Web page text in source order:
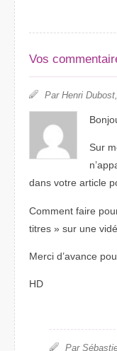
Vos
Par Henri
Sur
dans votre article
Comment faire
titres » sur une
Merci d’avance
HD
Par